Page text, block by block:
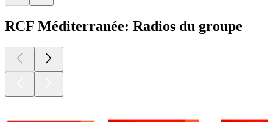
RCF Méditerranée: Radios du groupe